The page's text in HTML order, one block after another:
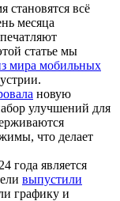
становятся всё
месяца
статье мы
мира мобильных
новую
улучшений для
что делает
года является
выпустили
графику и